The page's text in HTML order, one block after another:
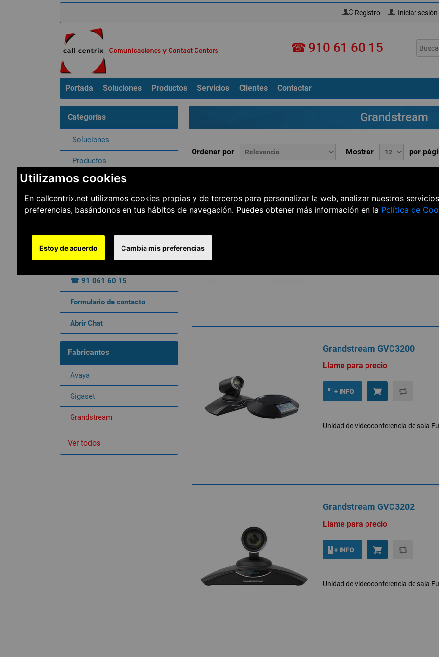
Utilizamos cookies
En callcentrix.net utilizamos cookies propias y de terceros para personalizar la web, analizar nuestros
preferencias, basándonos en tus hábitos de navegación. Puedes obtener más información en la Política de
Estoy de acuerdo Cambia mis preferencias
Registro Iniciar sesión
☎ 910 61 60 15
Portada Soluciones Productos Servicios Clientes Contactar
Categorías
Soluciones
Productos
Servicios
Clientes
Soluciona tus dudas o pide
presupuesto mediante:
☎ 91 061 60 15
Formulario de contacto
Abrir Chat
Fabricantes
Avaya
Gigaset
Grandstream
Ver todos
Grandstream
Ordenar por Mostrar por
Llame para precio
Grandstream GVC3200
Llame para precio
Unidad de videoconferencia de sala
Grandstream GVC3202
Llame para precio
Unidad de videoconferencia de sala